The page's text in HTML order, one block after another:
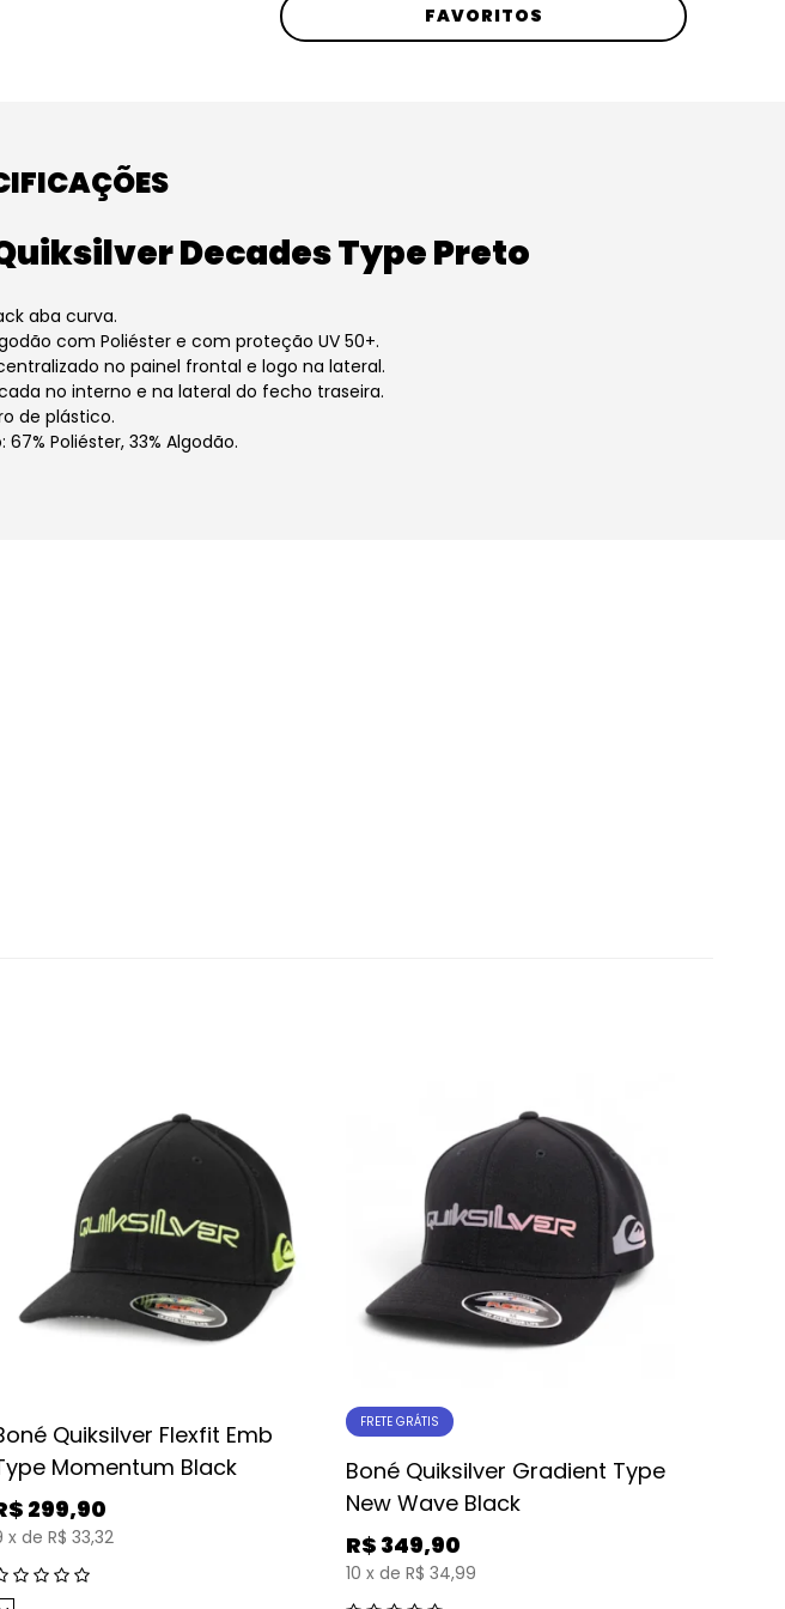
FAVORITOS
Decades Type Preto
aba curva.
com Poliéster e com proteção UV 50+.
no painel frontal e logo na lateral.
no interno e na lateral do fecho traseira.
de plástico.
Poliéster, 33% Algodão.
Quiksilver Flexfit Emb
Momentum Black
299,90
x de R$ 33,32
FRETE GRÁTIS
Boné Quiksilver Gradient Type
New Wave Black
R$ 349,90
10 x de R$ 34,99